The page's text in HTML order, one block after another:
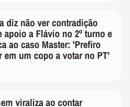
diz não ver contradição
apoio a Flávio no 2º turno e
ao caso Master: 'Prefiro
em um copo a votar no PT'
viraliza ao contar